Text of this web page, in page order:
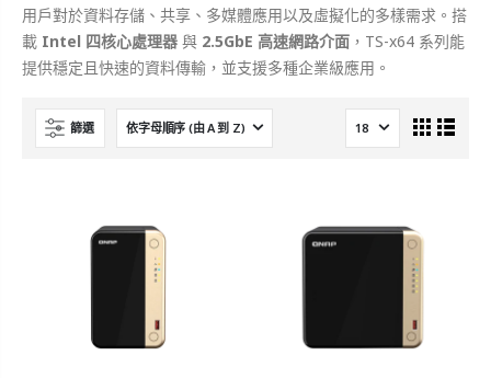
用戶對於資料存儲、共享、多媒體應用以及虛擬化的多樣需求。搭
載 Intel 四核心處理器 與 2.5GbE 高速網路介面 ，TS-x64 系列能
提供穩定且快速的資料傳輸，並支援多種企業級應用。
篩選